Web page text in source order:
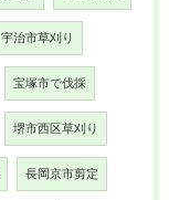
宇治市草刈り
宝塚市で伐採
堺市西区草刈り
長岡京市剪定